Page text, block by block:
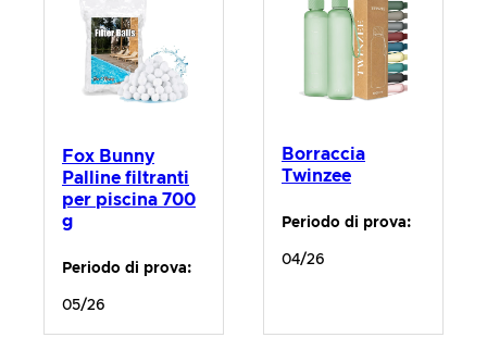
Fox Bunny
Palline filtranti
per piscina 700
g
Periodo di prova:
05/26
Borraccia
Twinzee
Periodo di prova:
04/26